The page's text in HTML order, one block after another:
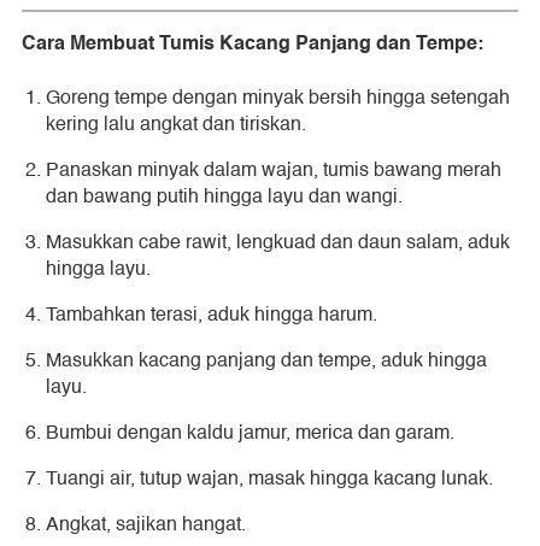
Cara Membuat Tumis Kacang Panjang dan Tempe:
Goreng tempe dengan minyak bersih hingga setengah
kering lalu angkat dan tiriskan.
Panaskan minyak dalam wajan, tumis bawang merah
dan bawang putih hingga layu dan wangi.
Masukkan cabe rawit, lengkuad dan daun salam, aduk
hingga layu.
Tambahkan terasi, aduk hingga harum.
Masukkan kacang panjang dan tempe, aduk hingga
layu.
Bumbui dengan kaldu jamur, merica dan garam.
Tuangi air, tutup wajan, masak hingga kacang lunak.
Angkat, sajikan hangat.